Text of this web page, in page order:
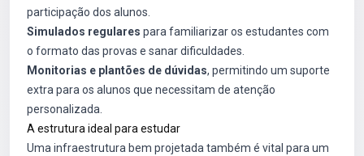
participação dos alunos.
Simulados regulares para familiarizar os estudantes com
o formato das provas e sanar dificuldades.
Monitorias e plantões de dúvidas, permitindo um suporte
extra para os alunos que necessitam de atenção
personalizada.
A estrutura ideal para estudar
Uma infraestrutura bem projetada também é vital para um